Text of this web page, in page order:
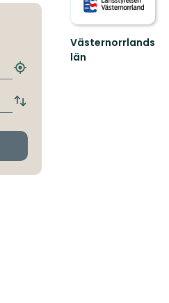
Hitta
hållplats
Byt
och
Västernorrlands
län